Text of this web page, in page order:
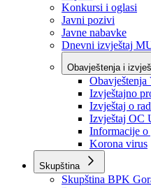
Sve vijesti
Izdvojeno
Najave
Konkursi i oglasi
Javni pozivi
Javne nabavke
Dnevni izvještaj
Obavještenja i
Obavještenja
Izvještajno
Izvještaj o radu
Izvještaj OC
Informacije o
Korona virus